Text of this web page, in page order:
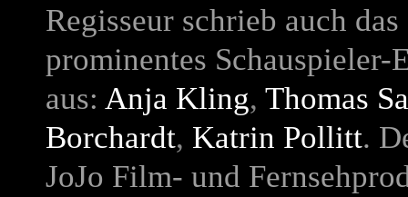
Regisseur schrieb auch
prominentes Schauspieler-
aus: Anja Kling, Thomas
Borchardt, Katrin Pollitt.
JoJo Film- und